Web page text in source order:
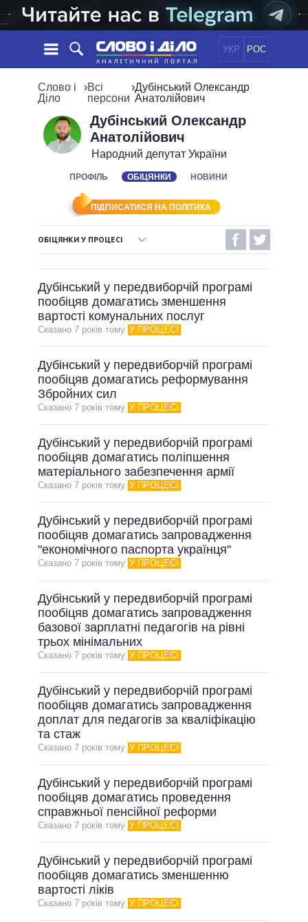
УКР РОС
НОВИНИ
СТРІЧКА
ПОДІЇ
ДУМКИ
ОГЛЯДИ
ДАЙДЖЕСТИ
ПОЛІТИКА
ЕКОНОМІКА
СУСПІЛЬСТВО
СВІТ
ОБIЦЯНКИ
ПОЛIТИКИ
УСІ ПОЛІТИКИ
ПРЕЗИДЕНТ І ОФІС
ВЕРХОВНА РАДА
КАБІНЕТ МІНІСТРІВ
ВСІ ПЕРСОНИ
ІНФОГРАФІКА
ВІДЕО
ПІДТРИМАТИ
ПОРІВНЯННЯ ПОЛІТИКІВ
Слово і
Діло
›Всі
персони
›Дубінський Олександр
Анатолійович
Дубінський Олександр
Анатолійович
Народний депутат України
ПРОФІЛЬ ОБІЦЯНКИ НОВИНИ
ПІДПИСАТИСЯ НА ПОЛІТИКА
ОБІЦЯНКИ У ПРОЦЕСІ
НЕВИКОНАНІ ОБІЦЯНКИ
ОБІЦЯНКИ У ПРОЦЕСІ
ВСІ ОБІЦЯНКИ
АРХІВНІ ОБІЦЯНКИ
Дубінський у передвиборчій програмі
пообіцяв домагатись зменшення
вартості комунальних послуг
Сказано 7 рокiв тому У ПРОЦЕСІ
Дубінський у передвиборчій програмі
пообіцяв домагатись реформування
Збройних сил
Сказано 7 рокiв тому У ПРОЦЕСІ
Дубінський у передвиборчій програмі
пообіцяв домагатись поліпшення
матеріального забезпечення армії
Сказано 7 рокiв тому У ПРОЦЕСІ
Дубінський у передвиборчій програмі
пообіцяв домагатись запровадження
"економічного паспорта українця"
Сказано 7 рокiв тому У ПРОЦЕСІ
Дубінський у передвиборчій програмі
пообіцяв домагатись запровадження
базової зарплатні педагогів на рівні
трьох мінімальних
Сказано 7 рокiв тому У ПРОЦЕСІ
Дубінський у передвиборчій програмі
пообіцяв домагатись запровадження
доплат для педагогів за кваліфікацію
та стаж
Сказано 7 рокiв тому У ПРОЦЕСІ
Дубінський у передвиборчій програмі
пообіцяв домагатись проведення
справжньої пенсійної реформи
Сказано 7 рокiв тому У ПРОЦЕСІ
Дубінський у передвиборчій програмі
пообіцяв домагатись зменшенню
вартості ліків
Сказано 7 рокiв тому У ПРОЦЕСІ